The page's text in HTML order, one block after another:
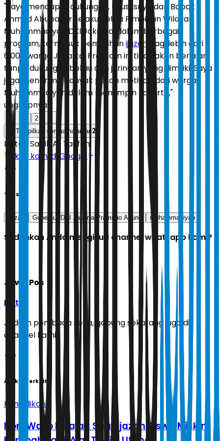
"Saya mendapat dukungan, khususnya dari Bapak
Ahmad Abubakar selaku Ketua Pimpinan Wilayah
Muhammadiyah DKI Jakarta, dalam berbagai
program, termasuk pemutihanijazah
bagi lebih dari
6.000 warga Jakarta. Program ini tidak akan berjalan
tanpa dukungan beliau dan jaringan yang dimiliki. Saya
juga menerima banyak pesan motivasi dari warga
Muhammadiyah dalam memimpin Jakarta,"
ungkapnya.
2
Tampilkan semua halaman2
Editor: Sabik Aji Taufan
Ikuti kami di Google
Tags
ijazah Gubernur DKI Jakarta Pramono Anung muhammadiyah
Sudahkah Anda mengikuti channel whatsapp kami?
Jawa Pos
Ikuti
Jadilah pembaca setia, gabung sekarang juga di
channel kami!
Artikel Terkait
Pendidikan
Ironi Wajib Belajar: Saat Ijazah Siswa Miskin